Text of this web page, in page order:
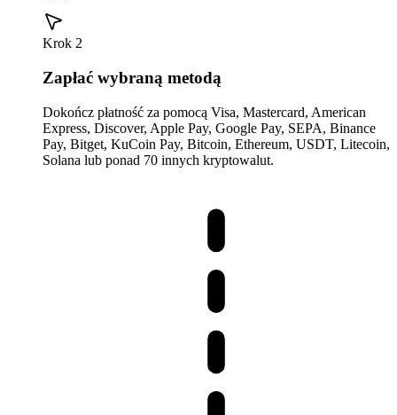
Krok 2
Zapłać wybraną metodą
Dokończ płatność za pomocą Visa, Mastercard, American
Express, Discover, Apple Pay, Google Pay, SEPA, Binance
Pay, Bitget, KuCoin Pay, Bitcoin, Ethereum, USDT, Litecoin,
Solana lub ponad 70 innych kryptowalut.